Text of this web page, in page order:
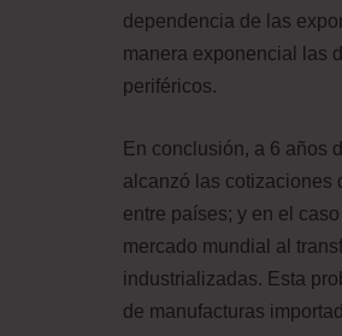
dependencia de las
manera exponencial las
periféricos.
En conclusión, a 6 años
alcanzó las cotizaciones
entre países; y en el
mercado mundial al
industrializadas. Esta
de manufacturas